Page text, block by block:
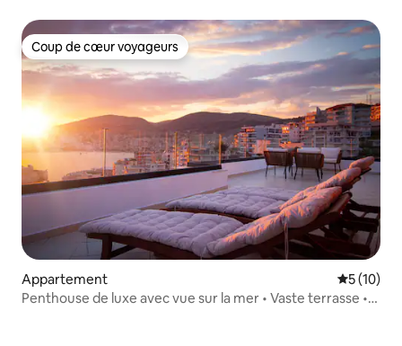
Coup de cœur voyageurs
Coup de cœur voyageurs
Appartement
5 (10)
Penthouse de luxe avec vue sur la mer • Vaste terrasse •